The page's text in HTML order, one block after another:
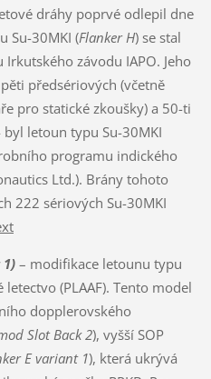
dráhy poprvé odlepil dne
Su-30MKI (Flanker H) se stal
závodu IAPO. Jeho
předsériových (včetně
pro statické zkoušky) a 50-ti
letoun typu Su-30MKI
programu indického
Ltd.). Brány tohoto
222 sériových Su-30MKI
1)– modifikace letounu typu
(PLAAF). Tento model
dopplerovského
Slot Back 2), vyšší SOP
E variant 1), která ukrývá